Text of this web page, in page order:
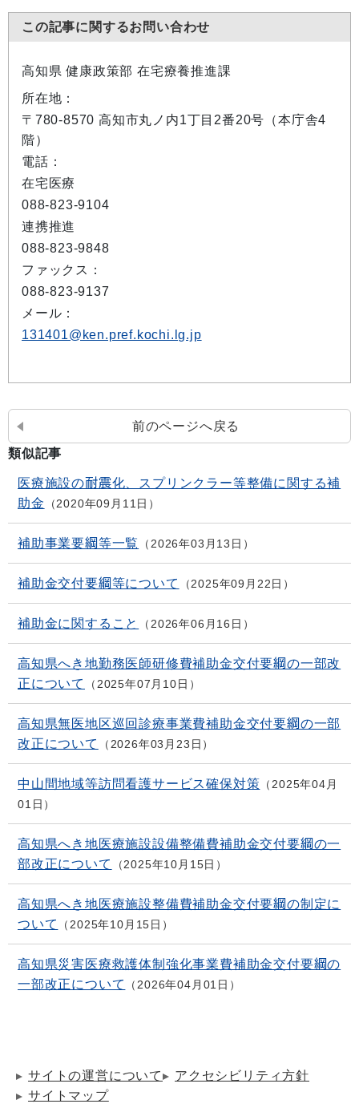
この記事に関するお問い合わせ
高知県 健康政策部 在宅療養推進課
所在地：
〒780-8570 高知市丸ノ内1丁目2番20号（本庁舎4
階）
電話：
在宅医療
088-823-9104
連携推進
088-823-9848
ファックス：
088-823-9137
メール：
131401@ken.pref.kochi.lg.jp
前のページへ戻る
類似記事
医療施設の耐震化、スプリンクラー等整備に関する補
助金
2020年09月11日
補助事業要綱等一覧 2026年03月13日
補助金交付要綱等について 2025年09月22日
補助金に関すること 2026年06月16日
高知県へき地勤務医師研修費補助金交付要綱の一部改
正について
2025年07月10日
高知県無医地区巡回診療事業費補助金交付要綱の一部
改正について
2026年03月23日
中山間地域等訪問看護サービス確保対策
2025年04月
01日
高知県へき地医療施設設備整備費補助金交付要綱の一
部改正について
2025年10月15日
高知県へき地医療施設整備費補助金交付要綱の制定に
ついて
2025年10月15日
高知県災害医療救護体制強化事業費補助金交付要綱の
一部改正について
2026年04月01日
サイトの運営について
アクセシビリティ方針
サイトマップ